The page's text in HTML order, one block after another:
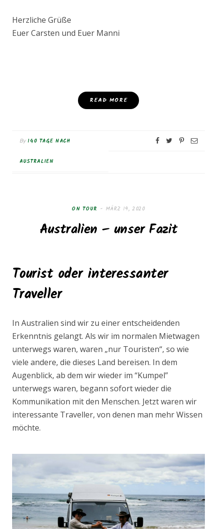
Herzliche Grüße
Euer Carsten und Euer Manni
READ MORE
By 140 TAGE NACH
AUSTRALIEN
ON TOUR MÄRZ 19, 2020
Australien – unser Fazit
Tourist oder interessanter
Traveller
In Australien sind wir zu einer entscheidenden
Erkenntnis gelangt. Als wir im normalen Mietwagen
unterwegs waren, waren „nur Touristen“, so wie
viele andere, die dieses Land bereisen. In dem
Augenblick, ab dem wir wieder im “Kumpel”
unterwegs waren, begann sofort wieder die
Kommunikation mit den Menschen. Jetzt waren wir
interessante Traveller, von denen man mehr Wissen
möchte.